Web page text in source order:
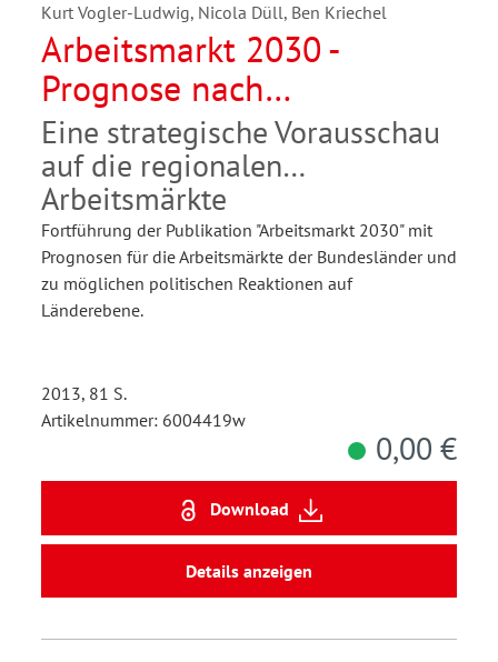
Kurt Vogler-Ludwig, Nicola Düll, Ben Kriechel
Arbeitsmarkt 2030 -
Prognose nach
Bundesländern
Eine strategische Vorausschau
auf die regionalen
Arbeitsmärkte
Fortführung der Publikation "Arbeitsmarkt 2030" mit
Prognosen für die Arbeitsmärkte der Bundesländer und
zu möglichen politischen Reaktionen auf
Länderebene.
2013, 81 S.
Artikelnummer: 6004419w
0,00 €
Download
Details anzeigen